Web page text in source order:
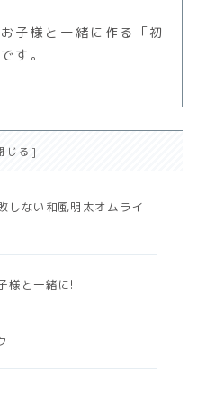
子様と一緒に作る「初
す。
しない和風明太オムライ
様と一緒に!